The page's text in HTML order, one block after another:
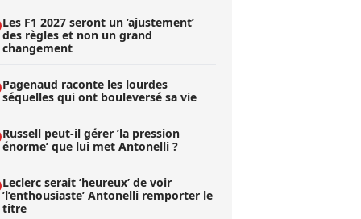
Les F1 2027 seront un ’ajustement’
des règles et non un grand
changement
Pagenaud raconte les lourdes
séquelles qui ont bouleversé sa vie
Russell peut-il gérer ’la pression
énorme’ que lui met Antonelli ?
Leclerc serait ’heureux’ de voir
’l’enthousiaste’ Antonelli remporter le
titre